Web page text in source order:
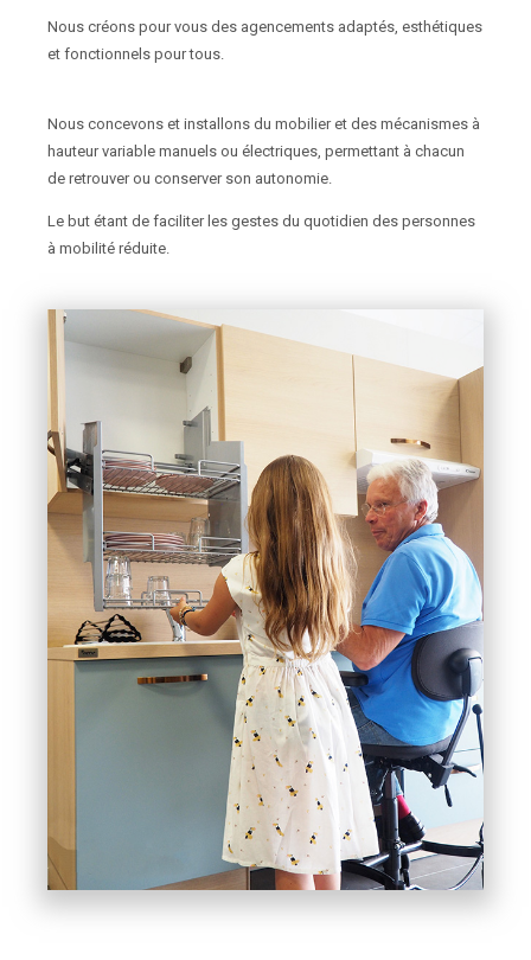
Nous créons pour vous des agencements adaptés, esthétiques
et fonctionnels pour tous.
Nous concevons et installons du mobilier et des mécanismes à
hauteur variable manuels ou électriques, permettant à chacun
de retrouver ou conserver son autonomie.
Le but étant de faciliter les gestes du quotidien des personnes
à mobilité réduite.